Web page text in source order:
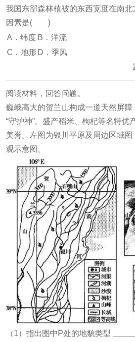
我国东部森林植被的东西宽度在南
因素是( )
A．纬度 B．洋流
C．地形 D．季风
阅读材料，回答问题。
巍峨高大的贺兰山构成一道天然屏
“守护神”。盛产稻米、枸杞等名特优
美誉。左图为银川平原及周边区域
观示意图。
（1）指出图中P处的地貌类型